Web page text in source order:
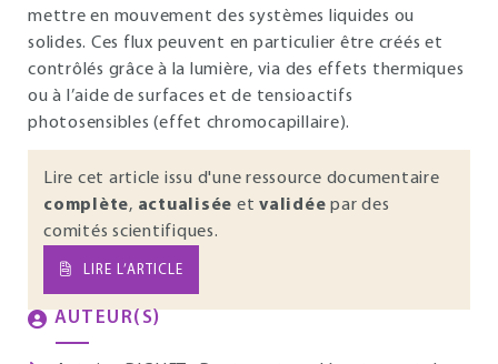
mettre en mouvement des systèmes liquides ou
solides. Ces flux peuvent en particulier être créés et
contrôlés grâce à la lumière, via des effets thermiques
ou à l’aide de surfaces et de tensioactifs
photosensibles (effet chromocapillaire).
Lire cet article issu d'une ressource documentaire
complète, actualisée et validée par des
comités scientifiques.
LIRE L’ARTICLE
AUTEUR(S)